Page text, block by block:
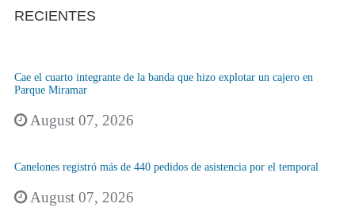
RECIENTES
Cae el cuarto integrante de la banda que hizo explotar un cajero en
Parque Miramar
August 07, 2026
Canelones registró más de 440 pedidos de asistencia por el temporal
August 07, 2026